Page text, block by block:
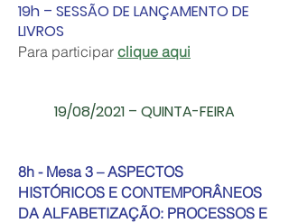
19h – SESSÃO DE LANÇAMENTO DE
LIVROS
Para participar clique aqui
19/08/2021 – QUINTA-FEIRA
8h - Mesa 3 – ASPECTOS
HISTÓRICOS E CONTEMPORÂNEOS
DA ALFABETIZAÇÃO: PROCESSOS E